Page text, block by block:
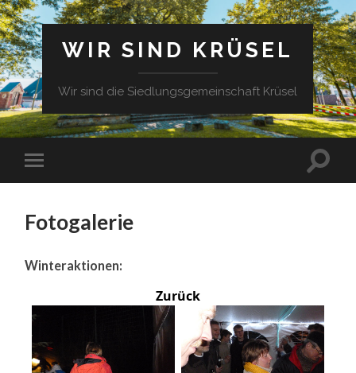
WIR SIND KRÜSEL
Wir sind die Siedlungsgemeinschaft Krüsel
Fotogalerie
Winteraktionen:
Zurück